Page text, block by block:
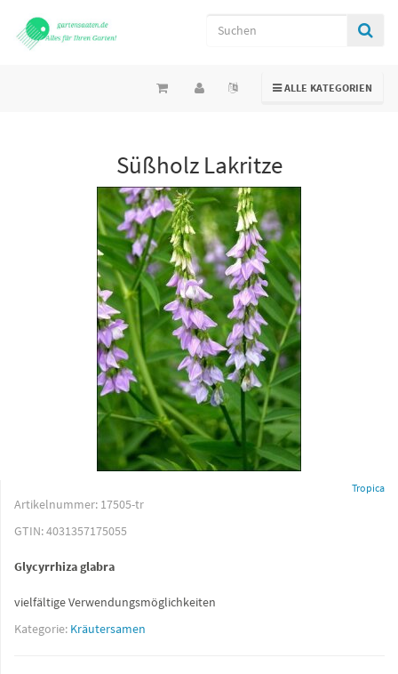
TOGGLE NAVIGATION
ALLE KATEGORIEN
Süßholz Lakritze
Tropica
Artikelnummer: 17505-tr
GTIN:4031357175055
Glycyrrhiza glabra
vielfältige Verwendungsmöglichkeiten
Kategorie: Kräutersamen